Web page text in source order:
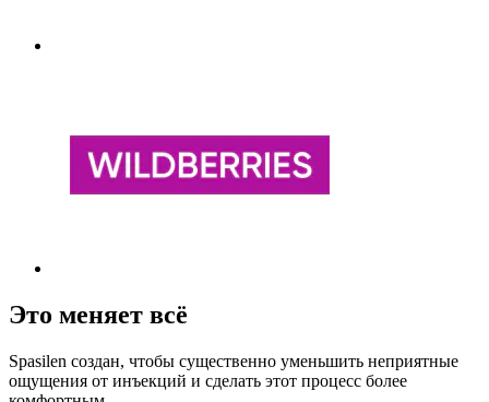
Это меняет всё
Spasilen создан, чтобы существенно уменьшить неприятные
ощущения от инъекций и сделать этот процесс более